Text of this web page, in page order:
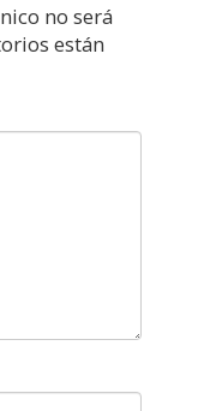
no será
están